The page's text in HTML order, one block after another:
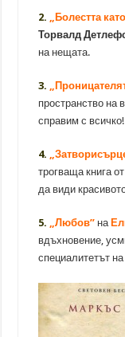
2. „Болестта
Торвалд
на нещата.
3.
пространство на
справим с всичко!
4.
трогваща книга
да види
5. „Любов” на
вдъхновение,
специалитетът